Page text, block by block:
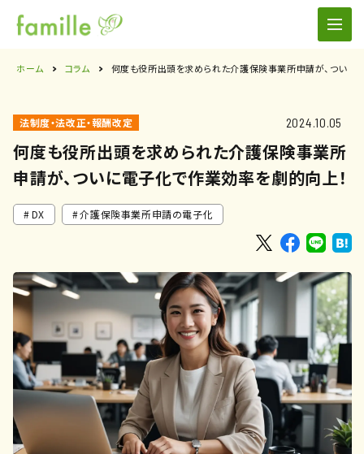
ホーム コラム 何度も役所出頭を求められた介護保険事業所申請が、ついに
法制度・法改正・報酬改定 2024.10.05
何度も役所出頭を求められた介護保険事業所
申請が、ついに電子化で作業効率を劇的向上！
DX 介護保険事業所申請の電子化